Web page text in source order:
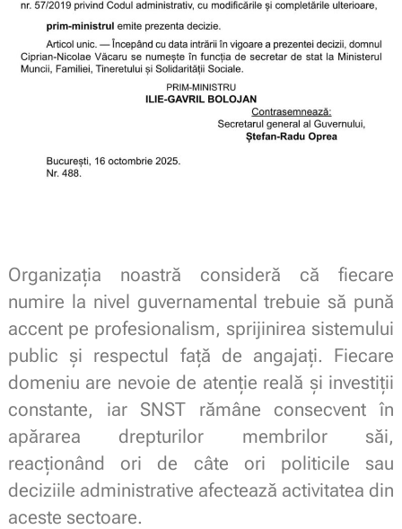
Organizația noastră consideră că fiecare
numire la nivel guvernamental trebuie să pună
accent pe profesionalism, sprijinirea sistemului
public și respectul față de angajați. Fiecare
domeniu are nevoie de atenție reală și investiții
constante, iar SNST rămâne consecvent în
apărarea drepturilor membrilor săi,
reacționând ori de câte ori politicile sau
deciziile administrative afectează activitatea din
aceste sectoare.